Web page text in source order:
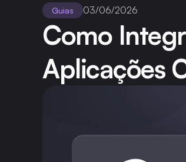
Guias 03/06/2026
Como
Aplicações